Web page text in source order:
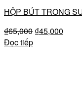
HỘP BÚT TRONG
₫65,000 ₫45,000
Đọc tiếp